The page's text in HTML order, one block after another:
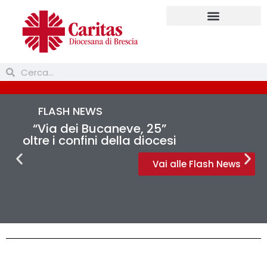
FLASH NEWS
“Via dei Bucaneve, 25”
oltre i confini della diocesi
Vai alle Flash News